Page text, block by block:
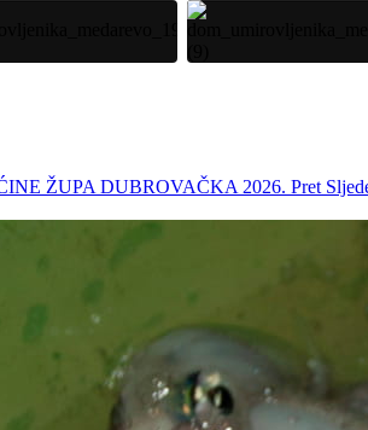
ŽUPA DUBROVAČKA 2026. Pret